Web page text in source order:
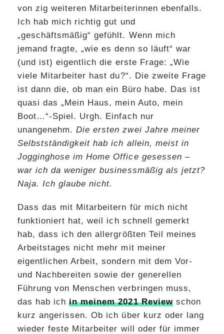
von zig weiteren Mitarbeiterinnen ebenfalls.
Ich hab mich richtig gut und
„geschäftsmäßig“ gefühlt. Wenn mich
jemand fragte, „wie es denn so läuft“ war
(und ist) eigentlich die erste Frage: „Wie
viele Mitarbeiter hast du?“. Die zweite Frage
ist dann die, ob man ein Büro habe. Das ist
quasi das „Mein Haus, mein Auto, mein
Boot…“-Spiel. Urgh. Einfach nur
unangenehm. Die ersten zwei Jahre meiner
Selbstständigkeit hab ich allein, meist in
Jogginghose im Home Office gesessen –
war ich da weniger businessmäßig als jetzt?
Naja. Ich glaube nicht.
Dass das mit Mitarbeitern für mich nicht
funktioniert hat, weil ich schnell gemerkt
hab, dass ich den allergrößten Teil meines
Arbeitstages nicht mehr mit meiner
eigentlichen Arbeit, sondern mit dem Vor-
und Nachbereiten sowie der generellen
Führung von Menschen verbringen muss,
das hab ichin meinem 2021 Reviewschon
kurz angerissen. Ob ich über kurz oder lang
wieder feste Mitarbeiter will oder für immer